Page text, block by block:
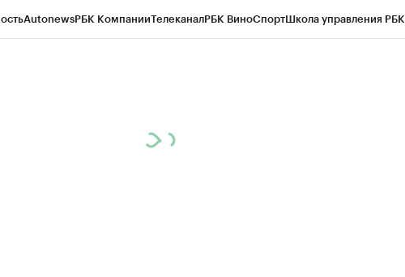
AutonewsРБК КомпанииТелеканалРБК ВиноСпортШкола управления РБК